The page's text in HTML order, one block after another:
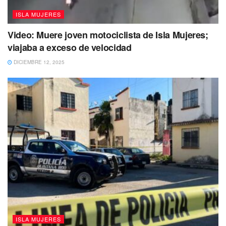
impulsar la participación ciudadana de las mujeres como
prioridad.
ISLA MUJERES
Video: Muere joven motociclista de Isla Mujeres;
viajaba a exceso de velocidad
DICIEMBRE 12, 2025
ISLA MUJERES